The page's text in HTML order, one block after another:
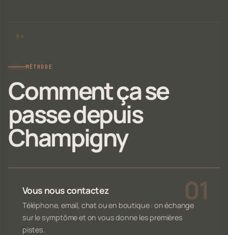
MÉTHODE
Comment ça se
passe depuis
Champigny
Vous nous contactez
Téléphone, email, chat ou en boutique : on échange
sur le symptôme et on vous donne les premières
pistes.